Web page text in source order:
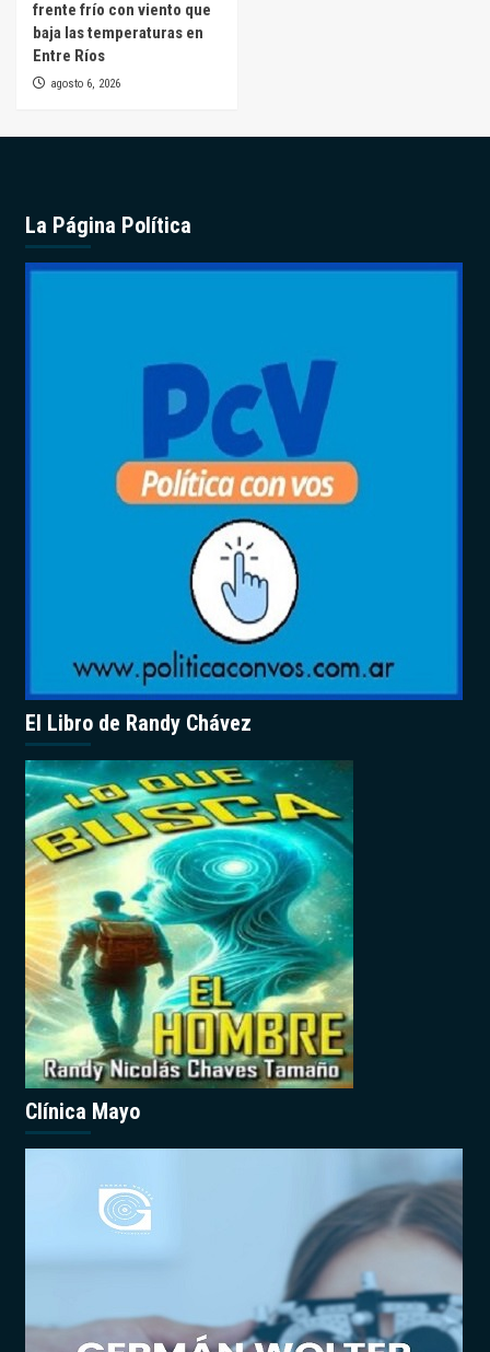
frente frío con viento que
baja las temperaturas en
Entre Ríos
agosto 6, 2026
La Página Política
El Libro de Randy Chávez
Clínica Mayo